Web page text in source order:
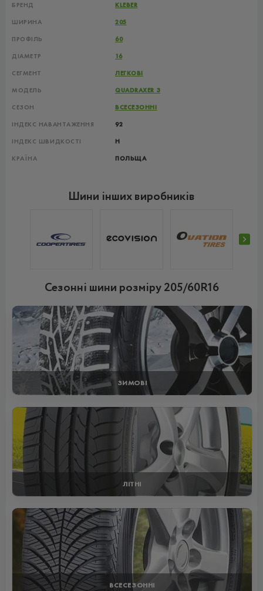
БРЕНД KLEBER
ШИРИНА 205
ПРОФІЛЬ 60
ДІАМЕТР 16
СЕГМЕНТ ЛЕГКОВІ
МОДЕЛЬ QUADRAXER 3
СЕЗОН ВСЕСЕЗОННІ
ІНДЕКС НАВАНТАЖЕННЯ 92
ІНДЕКС ШВИДКОСТІ H
КРАЇНА ПОЛЬЩА
Шини інших виробників
Сезонні шини розміру 205/60R16
ЗИМОВІ
ЛІТНІ
ВСЕСЕЗОННІ